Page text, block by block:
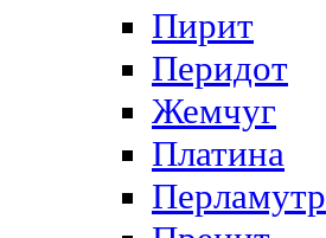
Пирит
Перидот
Жемчуг
Платина
Перламутр